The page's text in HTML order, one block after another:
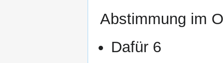
Abstimmung im
Dafür 6